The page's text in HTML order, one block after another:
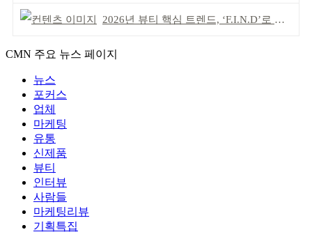
2026년 뷰티 핵심 트렌드, ‘F.I.N.D’로 읽는다
CMN 주요 뉴스 페이지
뉴스
포커스
업체
마케팅
유통
신제품
뷰티
인터뷰
사람들
마케팅리뷰
기획특집